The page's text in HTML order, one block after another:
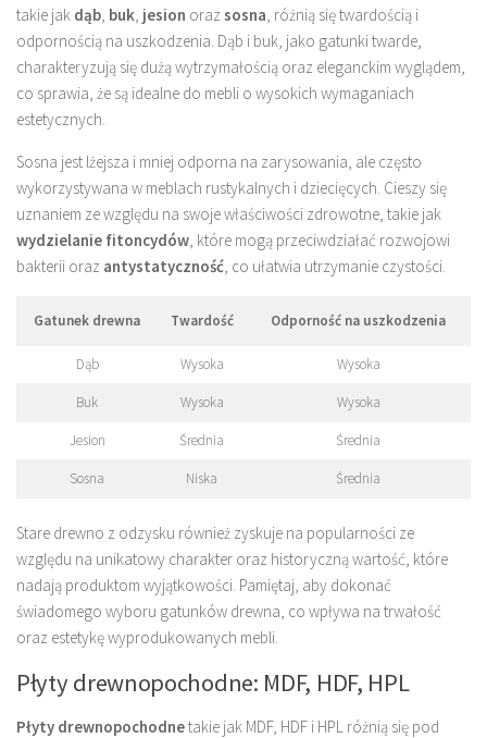
takie jak dąb, buk, jesion oraz sosna, różnią się twardością i
odpornością na uszkodzenia. Dąb i buk, jako gatunki twarde,
charakteryzują się dużą wytrzymałością oraz eleganckim wyglądem,
co sprawia, że są idealne do mebli o wysokich wymaganiach
estetycznych.
Sosna jest lżejsza i mniej odporna na zarysowania, ale często
wykorzystywana w meblach rustykalnych i dziecięcych. Cieszy się
uznaniem ze względu na swoje właściwości zdrowotne, takie jak
wydzielanie fitoncydów, które mogą przeciwdziałać rozwojowi
bakterii oraz antystatyczność, co ułatwia utrzymanie czystości.
Gatunek drewna Twardość Odporność na uszkodzenia
Dąb Wysoka Wysoka
Buk Wysoka Wysoka
Jesion Średnia Średnia
Sosna Niska Średnia
Stare drewno z odzysku również zyskuje na popularności ze
względu na unikatowy charakter oraz historyczną wartość, które
nadają produktom wyjątkowości. Pamiętaj, aby dokonać
świadomego wyboru gatunków drewna, co wpływa na trwałość
oraz estetykę wyprodukowanych mebli.
Płyty drewnopochodne: MDF, HDF, HPL
Płyty drewnopochodnetakie jak MDF, HDF i HPL różnią się pod